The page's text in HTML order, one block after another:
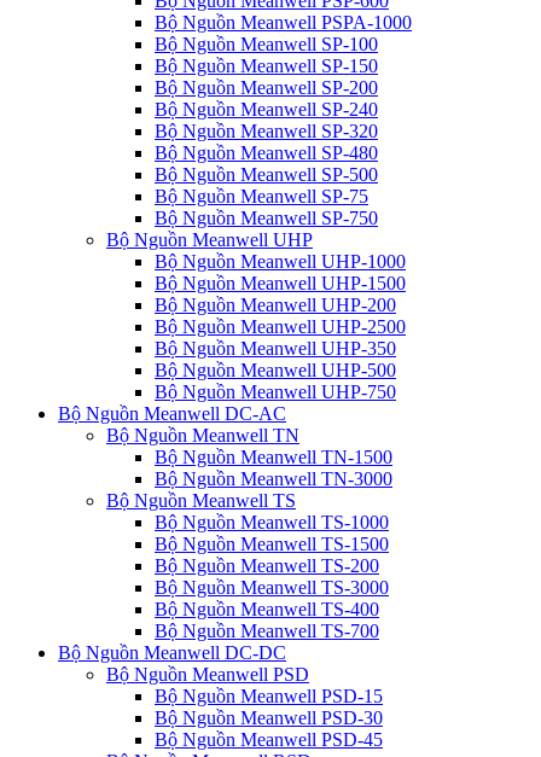
Bộ Nguồn Meanwell PSPA-1000
Bộ Nguồn Meanwell SP-100
Bộ Nguồn Meanwell SP-150
Bộ Nguồn Meanwell SP-200
Bộ Nguồn Meanwell SP-240
Bộ Nguồn Meanwell SP-320
Bộ Nguồn Meanwell SP-480
Bộ Nguồn Meanwell SP-500
Bộ Nguồn Meanwell SP-75
Bộ Nguồn Meanwell SP-750
Bộ Nguồn Meanwell UHP
Bộ Nguồn Meanwell UHP-1000
Bộ Nguồn Meanwell UHP-1500
Bộ Nguồn Meanwell UHP-200
Bộ Nguồn Meanwell UHP-2500
Bộ Nguồn Meanwell UHP-350
Bộ Nguồn Meanwell UHP-500
Bộ Nguồn Meanwell UHP-750
Bộ Nguồn Meanwell DC-AC
Bộ Nguồn Meanwell TN
Bộ Nguồn Meanwell TN-1500
Bộ Nguồn Meanwell TN-3000
Bộ Nguồn Meanwell TS
Bộ Nguồn Meanwell TS-1000
Bộ Nguồn Meanwell TS-1500
Bộ Nguồn Meanwell TS-200
Bộ Nguồn Meanwell TS-3000
Bộ Nguồn Meanwell TS-400
Bộ Nguồn Meanwell TS-700
Bộ Nguồn Meanwell DC-DC
Bộ Nguồn Meanwell PSD
Bộ Nguồn Meanwell PSD-15
Bộ Nguồn Meanwell PSD-30
Bộ Nguồn Meanwell PSD-45